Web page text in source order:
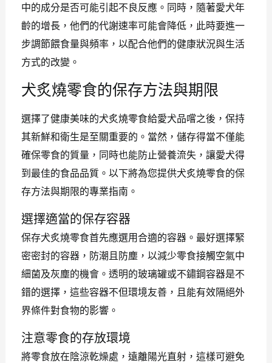
中的成分是否可能引起不良反應。同時，隨著愛犬年
齡的增長，他們的代謝速率可能會降低，此時要進一
步調節餵食量與頻率，以配合他們的健康狀況與生活
方式的改變。
犬炙燒零食的保存方法與期限
選擇了健康美味的犬炙燒零食給愛犬品嚐之後，保持
其新鮮和衛生是至關重要的。當然，儲存得當不僅能
確保零食的質量，同時也能防止營養流失，讓愛犬得
到最佳的食品品質。以下將為您提供犬炙燒零食的保
存方法與期限的專業指南。
選擇適當的保存容器
保存犬炙燒零食首先應選用合適的容器。最好選擇緊
密密封的容器，防潮且防塵，以減少零食接觸空氣中
細菌及灰塵的機會。透明的玻璃罐或不鏽鋼容器是不
錯的選擇，這些容器不但環境友善，且能有效隔絕外
界條件對食物的影響。
注意零食的存放環境
將零食放在陰涼乾燥處，遠離陽光直射，這樣可避免